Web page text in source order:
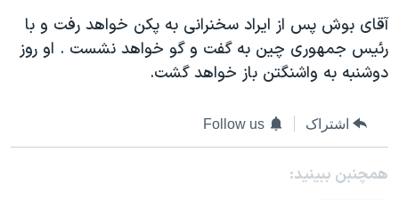
تریبونال مردمی آبان ۹۸
دادگاه حمید نوری
چهل سال گروگان‌گیری
اعتراضات مردمی آبان ۹۸
اسرائیل در جنگ
آقای بوش پس از ايراد سخنرانی به پکن خواهد رفت و با
رئيس جمهوری چين به گفت و گو خواهد نشست . او روز
دوشنبه به واشنگتن باز خواهد گشت.
اشتراک Follow us
همچنبن ببینید: